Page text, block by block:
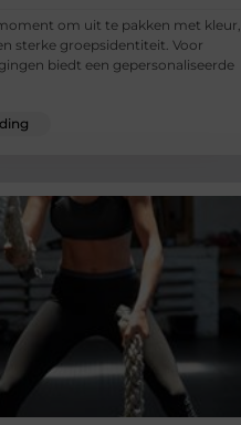
om uit te pakken met kleur,
sterke groepsidentiteit. Voor
biedt een gepersonaliseerde